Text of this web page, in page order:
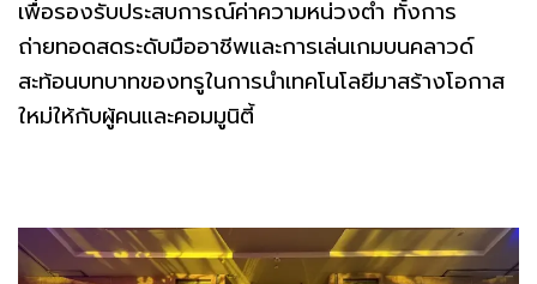
เพื่อรองรับประสบการณ์ค่าความหน่วงต่ำ ทั้งการ
ถ่ายทอดสดระดับมืออาชีพและการเล่นเกมบนคลาวด์
สะท้อนบทบาทของทรูในการนำเทคโนโลยีมาสร้างโอกาส
ใหม่ให้กับผู้คนและคอมมูนิตี้